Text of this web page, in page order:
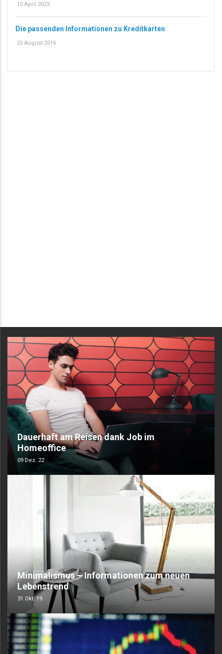
12 April 2023
Die passenden Informationen zu Kreditkarten
25 August 2016
Dauerhaft am Reisen dank Job im
Homeoffice
09 Dez. 22
Minimalismus – Informationen zum neuen
Lebenstrend
31 Okt. 19